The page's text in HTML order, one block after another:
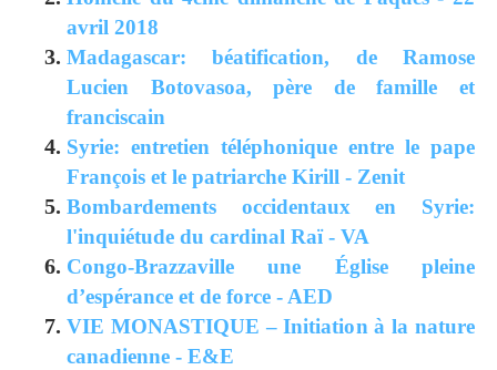
avril 2018
Madagascar: béatification, de Ramose
Lucien Botovasoa, père de famille et
franciscain
Syrie: entretien téléphonique entre le pape
François et le patriarche Kirill - Zenit
Bombardements occidentaux en Syrie:
l'inquiétude du cardinal Raï - VA
Congo-Brazzaville une Église pleine
d’espérance et de force - AED
VIE MONASTIQUE – Initiation à la nature
canadienne - E&E